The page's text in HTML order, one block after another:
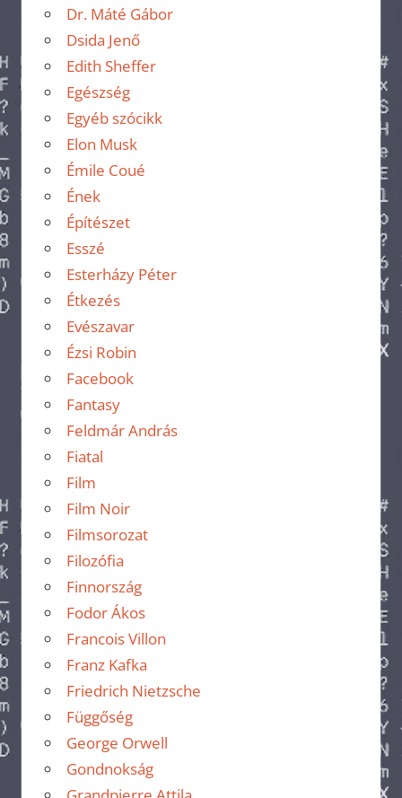
Dr. Máté Gábor
Dsida Jenő
Edith Sheffer
Egészség
Egyéb szócikk
Elon Musk
Émile Coué
Ének
Építészet
Esszé
Esterházy Péter
Étkezés
Evészavar
Ézsi Robin
Facebook
Fantasy
Feldmár András
Fiatal
Film
Film Noir
Filmsorozat
Filozófia
Finnország
Fodor Ákos
Francois Villon
Franz Kafka
Friedrich Nietzsche
Függőség
George Orwell
Gondnokság